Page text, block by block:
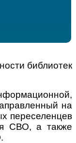
библиотек
на
переселенцев
СВО, а также